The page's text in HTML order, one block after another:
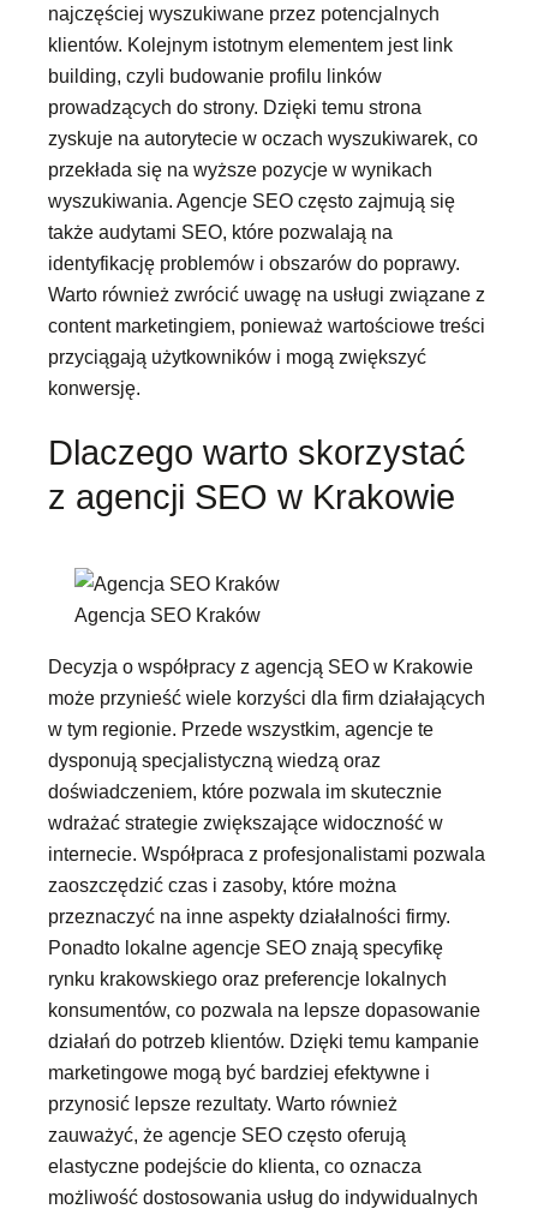
najczęściej wyszukiwane przez potencjalnych
klientów. Kolejnym istotnym elementem jest link
building, czyli budowanie profilu linków
prowadzących do strony. Dzięki temu strona
zyskuje na autorytecie w oczach wyszukiwarek, co
przekłada się na wyższe pozycje w wynikach
wyszukiwania. Agencje SEO często zajmują się
także audytami SEO, które pozwalają na
identyfikację problemów i obszarów do poprawy.
Warto również zwrócić uwagę na usługi związane z
content marketingiem, ponieważ wartościowe treści
przyciągają użytkowników i mogą zwiększyć
konwersję.
Dlaczego warto skorzystać
z agencji SEO w Krakowie
Agencja SEO Kraków
Decyzja o współpracy z agencją SEO w Krakowie
może przynieść wiele korzyści dla firm działających
w tym regionie. Przede wszystkim, agencje te
dysponują specjalistyczną wiedzą oraz
doświadczeniem, które pozwala im skutecznie
wdrażać strategie zwiększające widoczność w
internecie. Współpraca z profesjonalistami pozwala
zaoszczędzić czas i zasoby, które można
przeznaczyć na inne aspekty działalności firmy.
Ponadto lokalne agencje SEO znają specyfikę
rynku krakowskiego oraz preferencje lokalnych
konsumentów, co pozwala na lepsze dopasowanie
działań do potrzeb klientów. Dzięki temu kampanie
marketingowe mogą być bardziej efektywne i
przynosić lepsze rezultaty. Warto również
zauważyć, że agencje SEO często oferują
elastyczne podejście do klienta, co oznacza
możliwość dostosowania usług do indywidualnych